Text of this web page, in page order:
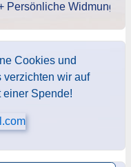
Widmung
Cookies und
verzichten wir auf
einer Spende!